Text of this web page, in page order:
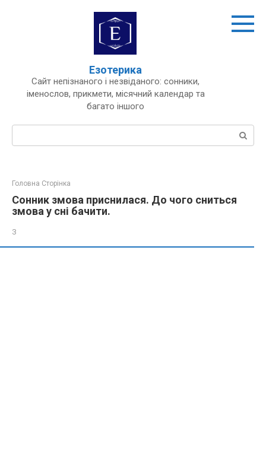
Езотерика
Сайт непізнаного і незвіданого: сонники,
іменослов, прикмети, місячний календар та
багато іншого
Пошук:
Головна Сторінка
Сонник змова приснилася. До чого сниться
змова у сні бачити.
З